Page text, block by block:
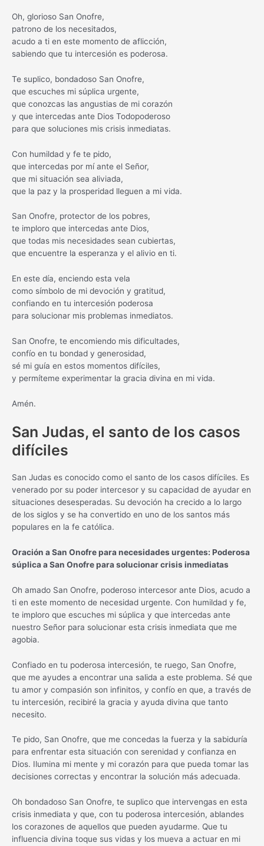
Oh, glorioso San Onofre,
patrono de los necesitados,
acudo a ti en este momento de aflicción,
sabiendo que tu intercesión es poderosa.
Te suplico, bondadoso San Onofre,
que escuches mi súplica urgente,
que conozcas las angustias de mi corazón
y que intercedas ante Dios Todopoderoso
para que soluciones mis crisis inmediatas.
Con humildad y fe te pido,
que intercedas por mí ante el Señor,
que mi situación sea aliviada,
que la paz y la prosperidad lleguen a mi vida.
San Onofre, protector de los pobres,
te imploro que intercedas ante Dios,
que todas mis necesidades sean cubiertas,
que encuentre la esperanza y el alivio en ti.
En este día, enciendo esta vela
como símbolo de mi devoción y gratitud,
confiando en tu intercesión poderosa
para solucionar mis problemas inmediatos.
San Onofre, te encomiendo mis dificultades,
confío en tu bondad y generosidad,
sé mi guía en estos momentos difíciles,
y permíteme experimentar la gracia divina en mi vida.
Amén.
San Judas, el santo de los casos
difíciles
San Judas es conocido como el santo de los casos difíciles. Es
venerado por su poder intercesor y su capacidad de ayudar en
situaciones desesperadas. Su devoción ha crecido a lo largo
de los siglos y se ha convertido en uno de los santos más
populares en la fe católica.
Oración a San Onofre para necesidades urgentes: Poderosa
súplica a San Onofre para solucionar crisis inmediatas
Oh amado San Onofre, poderoso intercesor ante Dios, acudo a
ti en este momento de necesidad urgente. Con humildad y fe,
te imploro que escuches mi súplica y que intercedas ante
nuestro Señor para solucionar esta crisis inmediata que me
agobia.
Confiado en tu poderosa intercesión, te ruego, San Onofre,
que me ayudes a encontrar una salida a este problema. Sé que
tu amor y compasión son infinitos, y confío en que, a través de
tu intercesión, recibiré la gracia y ayuda divina que tanto
necesito.
Te pido, San Onofre, que me concedas la fuerza y la sabiduría
para enfrentar esta situación con serenidad y confianza en
Dios. Ilumina mi mente y mi corazón para que pueda tomar las
decisiones correctas y encontrar la solución más adecuada.
Oh bondadoso San Onofre, te suplico que intervengas en esta
crisis inmediata y que, con tu poderosa intercesión, ablandes
los corazones de aquellos que pueden ayudarme. Que tu
influencia divina toque sus vidas y los mueva a actuar en mi